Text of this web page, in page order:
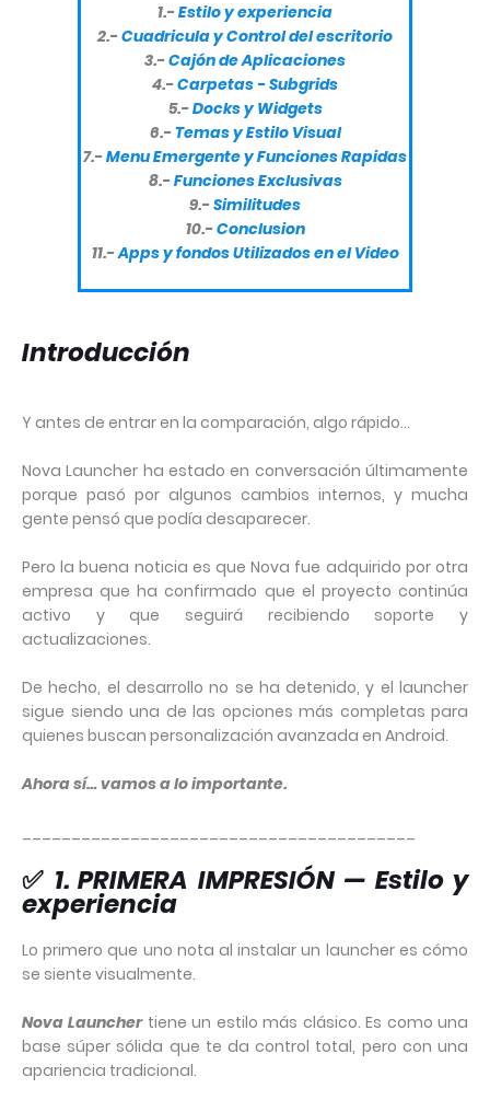
1.-Estilo y experiencia
2.-Cuadricula y Control del escritorio
3.-Cajón de Aplicaciones
4.-Carpetas - Subgrids
5.-Docks y Widgets
6.-Temas y Estilo Visual
7.-Menu Emergente y Funciones Rapidas
8.-Funciones Exclusivas
9.-Similitudes
10.-Conclusion
11.-Apps y fondos Utilizados en el Video
Introducción
Y antes de entrar en la comparación, algo rápido…
Nova Launcher ha estado en conversación últimamente
porque pasó por algunos cambios internos, y mucha
gente pensó que podía desaparecer.
Pero la buena noticia es que Nova fue adquirido por otra
empresa que ha confirmado que el proyecto continúa
activo y que seguirá recibiendo soporte y
actualizaciones.
De hecho, el desarrollo no se ha detenido, y el launcher
sigue siendo una de las opciones más completas para
quienes buscan personalización avanzada en Android.
Ahora sí… vamos a lo importante.
✅ 1. PRIMERA IMPRESIÓN — Estilo y
experiencia
Lo primero que uno nota al instalar un launcher es cómo
se siente visualmente.
Nova Launchertiene un estilo más clásico. Es como una
base súper sólida que te da control total, pero con una
apariencia tradicional.